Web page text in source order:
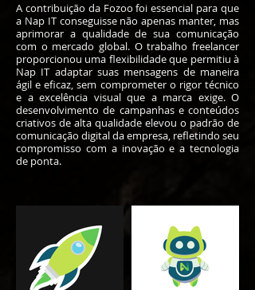
A contribuição da Fozoo foi essencial para que
a Nap IT conseguisse não apenas manter, mas
aprimorar a qualidade de sua comunicação
com o mercado global. O trabalho freelancer
proporcionou uma flexibilidade que permitiu à
Nap IT adaptar suas mensagens de maneira
ágil e eficaz, sem comprometer o rigor técnico
e a excelência visual que a marca exige. O
desenvolvimento de campanhas e conteúdos
criativos de alta qualidade elevou o padrão de
comunicação digital da empresa, refletindo seu
compromisso com a inovação e a tecnologia
de ponta.